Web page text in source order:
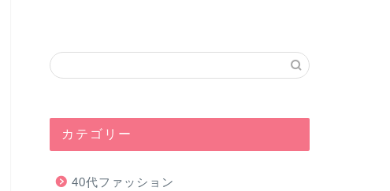
カテゴリー
40代ファッション